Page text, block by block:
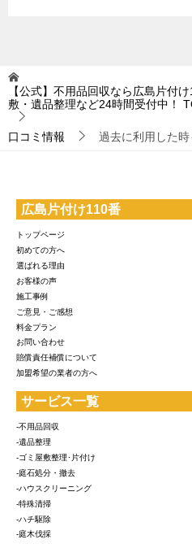
【公式】不用品回収なら広島片付
敷・遺品整理など24時間受付中！
口コミ情報 過去に利用した
広島片付け110番
トップページ
初めての方へ
選ばれる理由
お客様の声
施工事例
ご意見・ご感想
料金プラン
お問い合わせ
賠償責任補償について
加盟希望の業者の方へ
サービス一覧
-不用品回収
-遺品整理
-ゴミ屋敷整理･片付け
-庭石処分・撤去
-ハウスクリーニング
-特殊清掃
-ハチ駆除
-庭木伐採